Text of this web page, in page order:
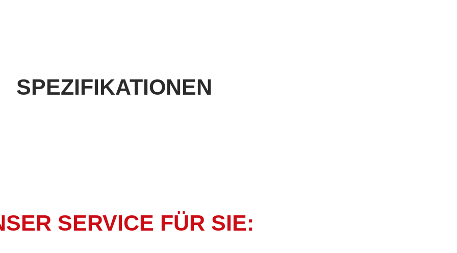
SPEZIFIKATIONEN
SERVICE FÜR SIE: